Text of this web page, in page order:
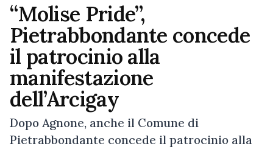
“Molise Pride”,
Pietrabbondante concede
il patrocinio alla
manifestazione
dell’Arcigay
Dopo Agnone, anche il Comune di
Pietrabbondante concede il patrocinio alla